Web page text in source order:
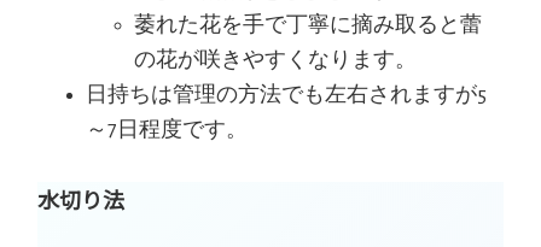
萎れた花を手で丁寧に摘み取ると蕾
の花が咲きやすくなります。
日持ちは管理の方法でも左右されますが5
～7日程度です。
水切り法